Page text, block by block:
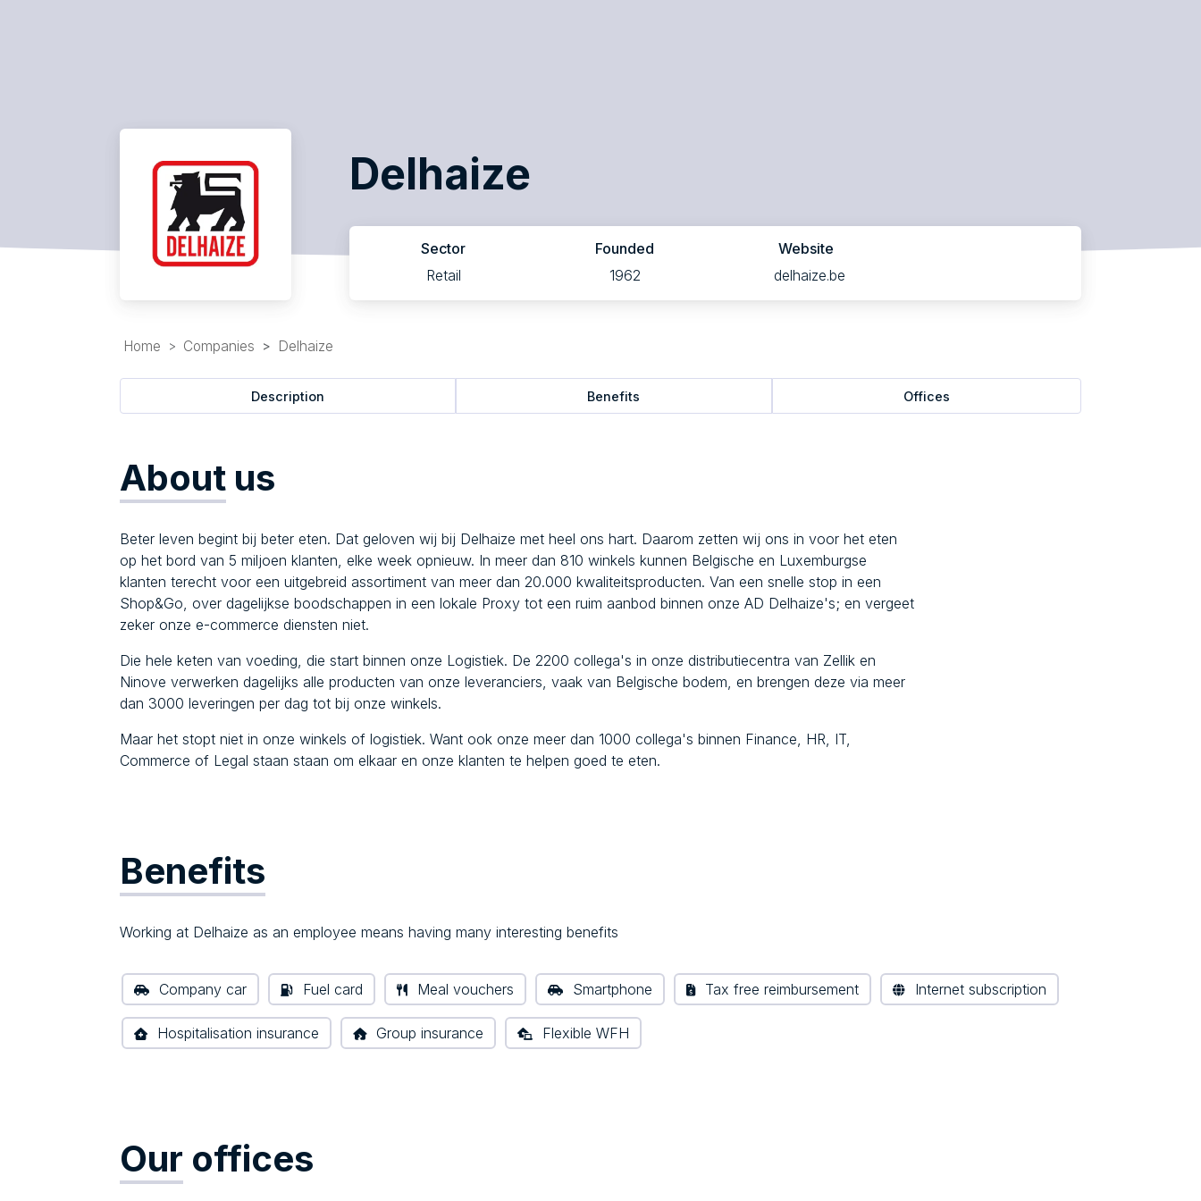
Delhaize
Sector
Retail
Founded
1962
Website
delhaize.be
Home Companies Delhaize
Description Benefits Offices
About us
Beter leven begint bij beter eten. Dat geloven wij bij Delhaize met heel ons hart. Daarom zetten wij ons in voor het eten
op het bord van 5 miljoen klanten, elke week opnieuw. In meer dan 810 winkels kunnen Belgische en Luxemburgse
klanten terecht voor een uitgebreid assortiment van meer dan 20.000 kwaliteitsproducten. Van een snelle stop in een
Shop&Go, over dagelijkse boodschappen in een lokale Proxy tot een ruim aanbod binnen onze AD Delhaize's; en vergeet
zeker onze e-commerce diensten niet.
Die hele keten van voeding, die start binnen onze Logistiek. De 2200 collega's in onze distributiecentra van Zellik en
Ninove verwerken dagelijks alle producten van onze leveranciers, vaak van Belgische bodem, en brengen deze via meer
dan 3000 leveringen per dag tot bij onze winkels.
Maar het stopt niet in onze winkels of logistiek. Want ook onze meer dan 1000 collega's binnen Finance, HR, IT,
Commerce of Legal staan staan om elkaar en onze klanten te helpen goed te eten.
Benefits
Working at Delhaize as an employee means having many interesting benefits
Company car Fuel card Meal vouchers Smartphone Tax free reimbursement Internet subscription
Hospitalisation insurance Group insurance Flexible WFH
Our offices